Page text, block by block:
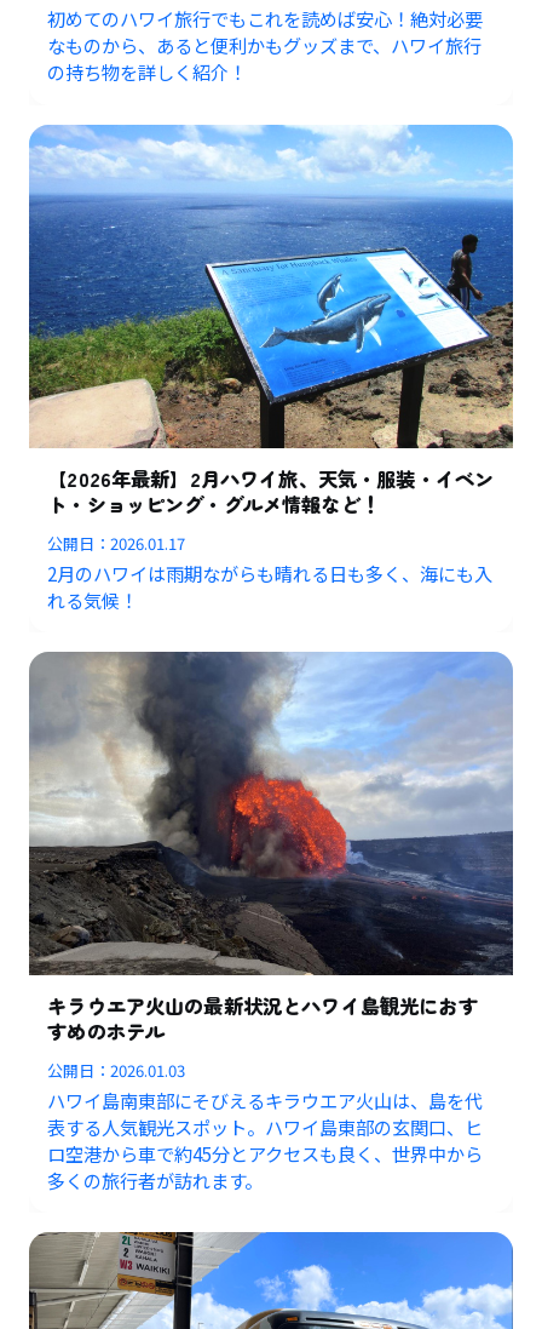
初めてのハワイ旅行でもこれを読めば安心！絶対必要
なものから、あると便利かもグッズまで、ハワイ旅行
の持ち物を詳しく紹介！
【2026年最新】2月ハワイ旅、天気・服装・イベン
ト・ショッピング・グルメ情報など！
公開日：2026.01.17
2月のハワイは雨期ながらも晴れる日も多く、海にも入
れる気候！
キラウエア火山の最新状況とハワイ島観光におす
すめのホテル
公開日：2026.01.03
ハワイ島南東部にそびえるキラウエア火山は、島を代
表する人気観光スポット。ハワイ島東部の玄関口、ヒ
ロ空港から車で約45分とアクセスも良く、世界中から
多くの旅行者が訪れます。